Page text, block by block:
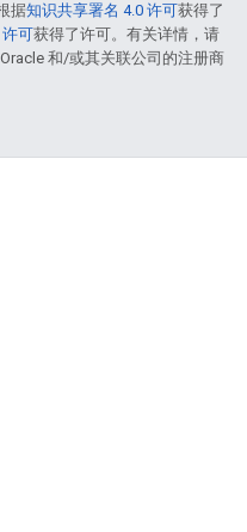
据知识共享署名 4.0 许可获得了
可获得了许可。有关详情，请
和/或其关联公司的注册商